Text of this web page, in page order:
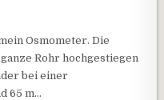
Osmometer. Die
Rohr hochgestiegen
bei einer
65 m…